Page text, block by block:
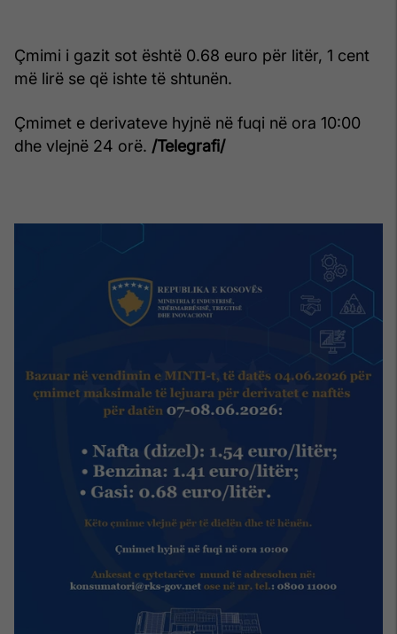
Çmimi i gazit sot është 0.68 euro për litër, 1 cent
më lirë se që ishte të shtunën.
Çmimet e derivateve hyjnë në fuqi në ora 10:00
dhe vlejnë 24 orë. /Telegrafi/